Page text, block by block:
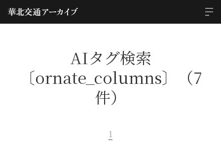
AIタグ検索
〔ornate_columns〕（7
件）
1